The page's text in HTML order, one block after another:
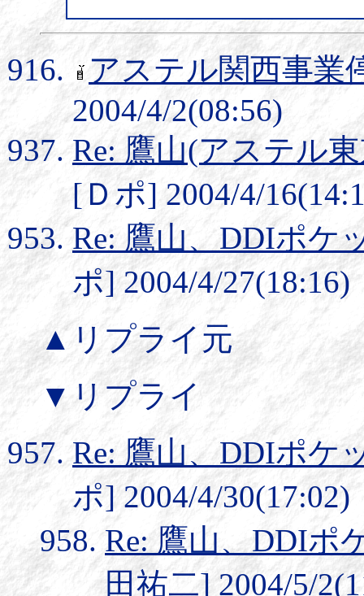
アステル関西事業
2004/4/2(08:56)
Re: 鷹山(アステル
[Ｄポ] 2004/4/
Re: 鷹山、DDIポケ
ポ] 2004/4/27(18:16)
▲リプライ元
▼リプライ
Re: 鷹山、DDIポケ
ポ] 2004/4/30(17:02)
Re: 鷹山、DDIポ
田祐二] 2004/5/